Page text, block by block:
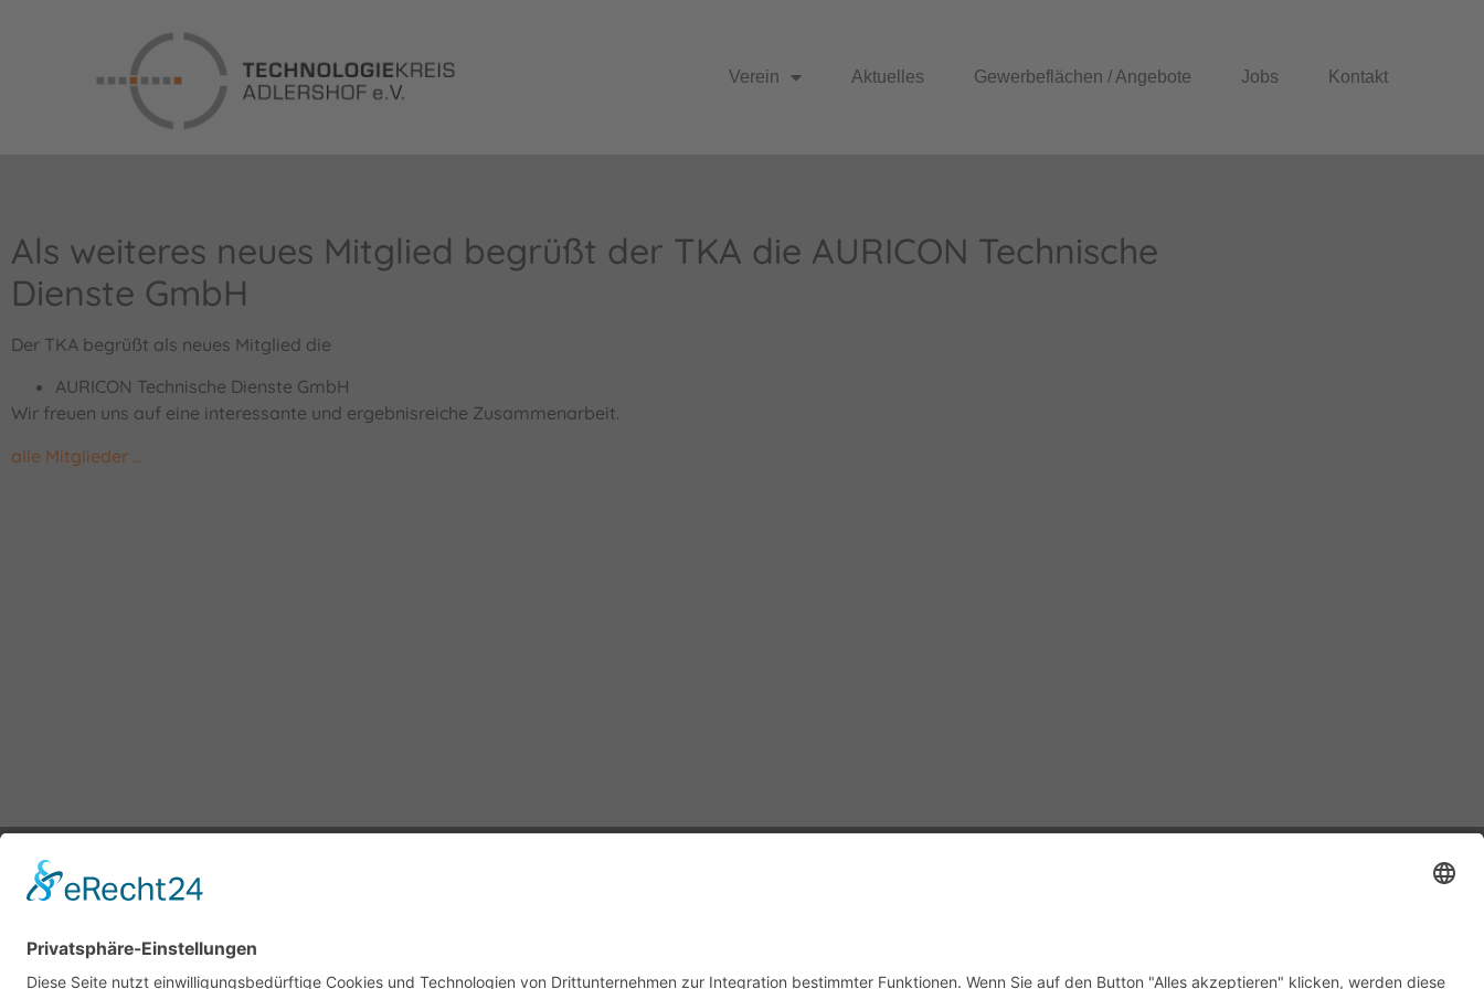
Verein Aktuelles Gewerbeflächen / Angebote Jobs Kontakt
Als weiteres neues Mitglied begrüßt der TKA die AURICON Technische
Dienste GmbH
Der TKA begrüßt als neues Mitglied die
AURICON Technische Dienste GmbH
Wir freuen uns auf eine interessante und ergebnisreiche Zusammenarbeit.
alle Mitglieder …
Impressum Datenschutz